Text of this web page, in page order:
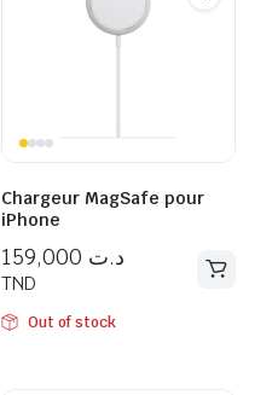
Chargeur MagSafe pour
iPhone
د.ت
TND
Out of stock